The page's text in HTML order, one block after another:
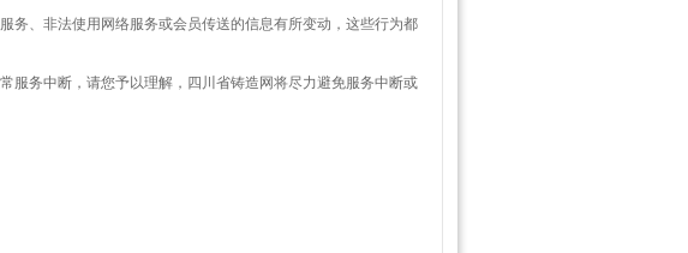
务、非法使用网络服务或会员传送的信息有所变动，这些行为都
服务中断，请您予以理解，四川省铸造网将尽力避免服务中断或